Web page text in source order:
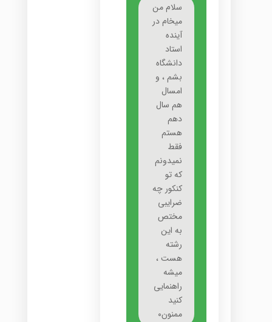
سلام من
میخام در
آینده
استاد
دانشگاه
بشم ، و
امسال
هم سال
دهم
هستم
فقط
نمیدونم
که تو
کنکور چه
ضرایبی
مختص
به این
رشته
هست ،
میشه
راهنمایی
کنید
ممنون۰